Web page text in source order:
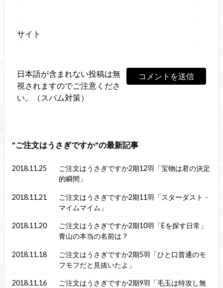
サイト
日本語が含まれない投稿は無
視されますのでご注意くださ
い。（スパム対策）
ご注文はうさぎですか の最新記事
2018.11.25
ご注文はうさぎですか2期12羽「宝物は君の決定
的瞬間」
2018.11.21
ご注文はうさぎですか2期11羽「スターダスト・
マイムマイム」
2018.11.20
ご注文はうさぎですか2期10羽「Eを探す日常」
青山の本当の名前は？
2018.11.18
ご注文はうさぎですか2期5羽「ひと口普通のモ
フモフだと見抜いたよ」
2018.11.16
ご注文はうさぎですか2期9羽「毛玉は特攻し無